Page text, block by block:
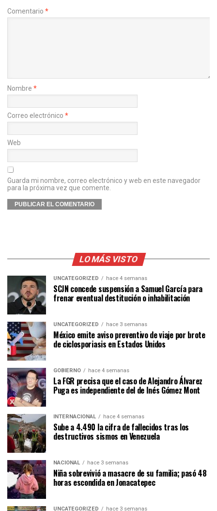
Comentario *
Nombre *
Correo electrónico *
Web
Guarda mi nombre, correo electrónico y web en este navegador
para la próxima vez que comente.
LO MÁS VISTO
UNCATEGORIZED hace 4 semanas
SCJN concede suspensión a Samuel García para
frenar eventual destitución o inhabilitación
UNCATEGORIZED hace 3 semanas
México emite aviso preventivo de viaje por brote
de ciclosporiasis en Estados Unidos
GOBIERNO hace 4 semanas
La FGR precisa que el caso de Alejandro Álvarez
Puga es independiente del de Inés Gómez Mont
INTERNACIONAL hace 4 semanas
Sube a 4.490 la cifra de fallecidos tras los
destructivos sismos en Venezuela
NACIONAL hace 3 semanas
Niña sobrevivió a masacre de su familia; pasó 48
horas escondida en Jonacatepec
UNCATEGORIZED hace 3 semanas